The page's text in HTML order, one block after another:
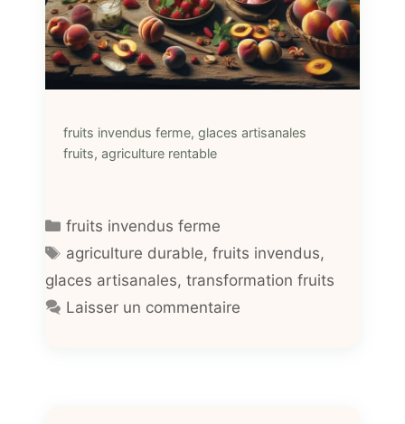
fruits invendus ferme, glaces artisanales
fruits, agriculture rentable
Catégories
fruits invendus ferme
Étiquettes
agriculture durable,fruits invendus,
glaces artisanales, transformation fruits
Laisser un commentaire